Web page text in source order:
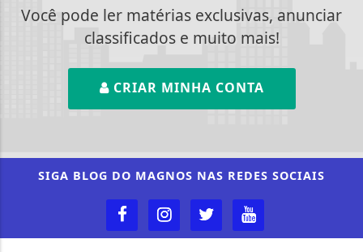
Você pode ler matérias exclusivas, anunciar
classificados e muito mais!
CRIAR MINHA CONTA
SIGA BLOG DO MAGNOS NAS REDES SOCIAIS